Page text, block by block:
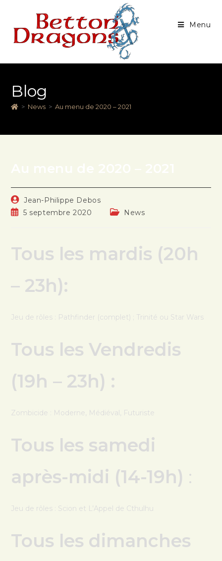
Menu
Blog
> News > Au menu de 2020 – 2021
Jean-Philippe Debos
5 septembre 2020
News
Tous les mardis (20h
– 23h):
Jeu de rôles : Pathfinder (complet) ; Trinité ou Star Wars
Tous les Vendredis
(19h – 23h) :
Zombicide : Moderne, Médiéval, Futuriste
Tous les samedi
après-midi (14-19h) :
Jeu de rôles : Scion et L’Appel de Cthulhu
Tous les dimanches